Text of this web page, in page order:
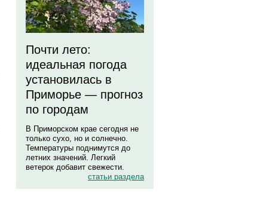
Почти лето:
идеальная погода
установилась в
Приморье — прогноз
по городам
В Приморском крае сегодня не
только сухо, но и солнечно.
Температуры поднимутся до
летних значений. Легкий
ветерок добавит свежести.
статьи раздела